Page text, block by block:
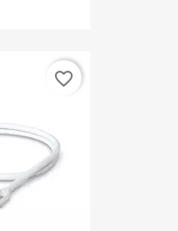
favorite_border